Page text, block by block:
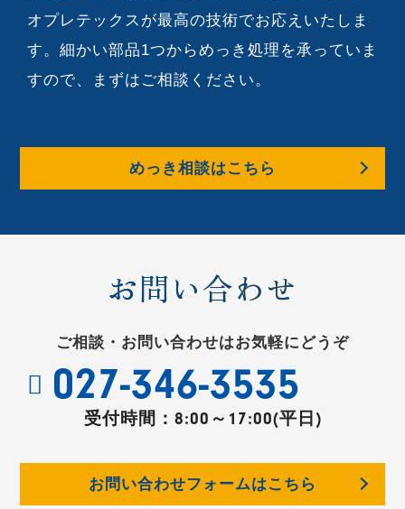
オプレテックスが最高の技術でお応えいたしま
す。細かい部品1つからめっき処理を承っていま
すので、まずはご相談ください。
めっき相談はこちら
お問い合わせ
ご相談・お問い合わせはお気軽にどうぞ
027-346-3535
受付時間： 8:00～17:00(平日)
お問い合わせフォームはこちら